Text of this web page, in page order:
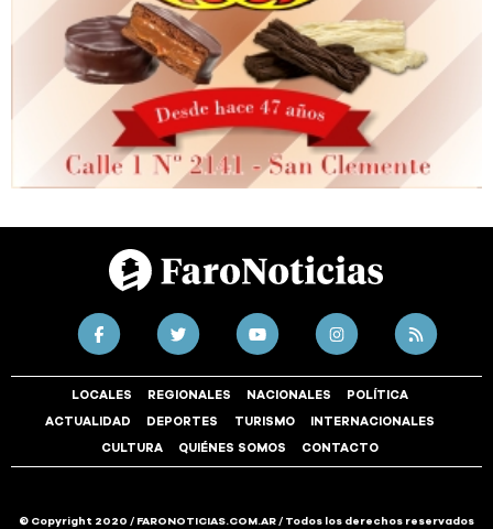
LOCALES REGIONALES NACIONALES POLÍTICA
ACTUALIDAD DEPORTES TURISMO INTERNACIONALES
CULTURA QUIÉNES SOMOS CONTACTO
© Copyright 2020 / FARONOTICIAS.COM.AR / Todos los derechos reservados